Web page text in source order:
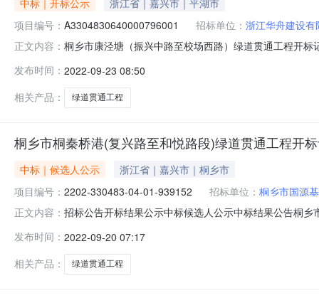
项目编号： A3304830640000796001 招标单位： 浙江华舟建设有
正文内容： 桐乡市康泾塘（振兴中路至校场西路）绿道贯通工程开
间:WedSep2115:42:37CST2022,投标人名称:豫建建设
发布时间： 2022-09-23 08:50
相关产品：
绿道贯通工程
桐乡市桐秦桥港(复兴路至和悦路段)绿道贯通工程开
中标｜候选人公示
浙江省｜嘉兴市｜桐乡市
项目编号： 2202-330483-04-01-939152 招标单位： 桐乡市国源
正文内容： 招标公告开标结果公示中标候选人公示中标结果公告桐
路振东大厦联系人:韩女士电话:0573-88184033代理机构
发布时间： 2022-09-20 07:17
相关产品：
绿道贯通工程